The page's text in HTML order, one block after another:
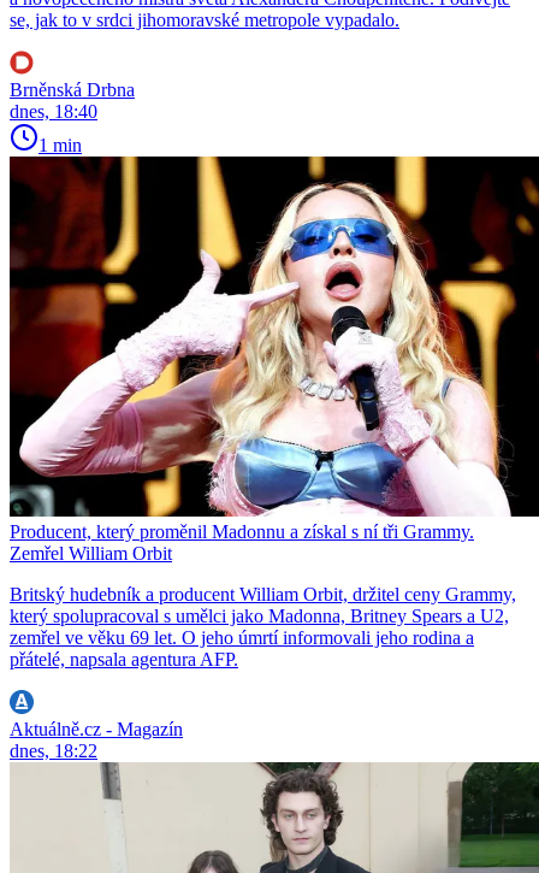
se, jak to v srdci jihomoravské metropole vypadalo.
Brněnská Drbna
dnes, 18:40
1 min
Producent, který proměnil Madonnu a získal s ní tři Grammy.
Zemřel William Orbit
Britský hudebník a producent William Orbit, držitel ceny Grammy,
který spolupracoval s umělci jako Madonna, Britney Spears a U2,
zemřel ve věku 69 let. O jeho úmrtí informovali jeho rodina a
přátelé, napsala agentura AFP.
Aktuálně.cz - Magazín
dnes, 18:22